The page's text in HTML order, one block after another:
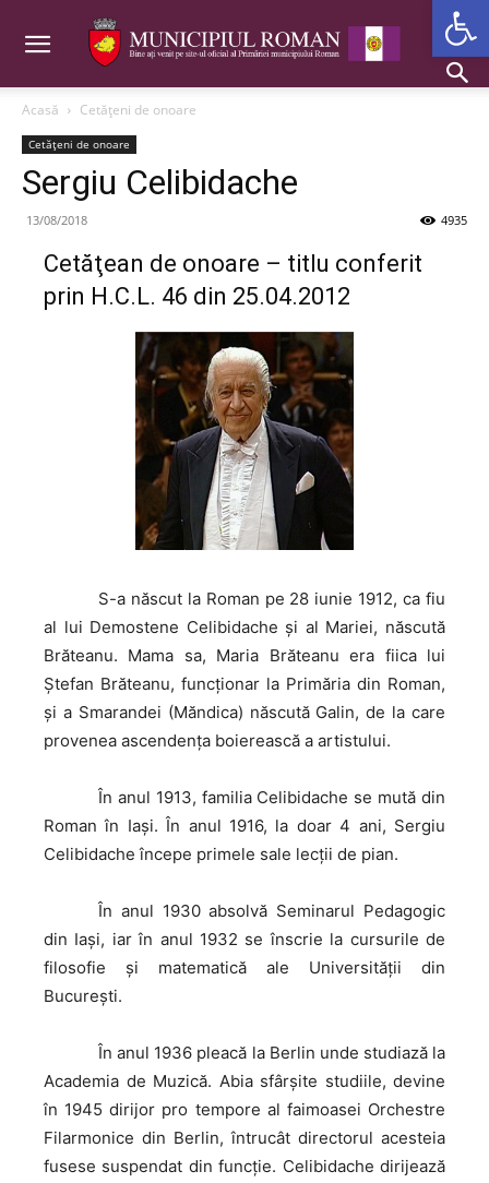
Acasă Cetăţeni de onoare
Cetăţeni de onoare
Sergiu Celibidache
13/08/2018 4935
Cetăţean de onoare – titlu conferit
prin H.C.L. 46 din 25.04.2012
S-a născut la Roman pe 28 iunie 1912, ca fiu
al lui Demostene Celibidache şi al Mariei, născută
Brăteanu. Mama sa, Maria Brăteanu era fiica lui
Ştefan Brăteanu, funcţionar la Primăria din Roman,
şi a Smarandei (Măndica) născută Galin, de la care
provenea ascendenţa boierească a artistului.
În anul 1913, familia Celibidache se mută din
Roman în Iaşi. În anul 1916, la doar 4 ani, Sergiu
Celibidache începe primele sale lecţii de pian.
În anul 1930 absolvă Seminarul Pedagogic
din Iaşi, iar în anul 1932 se înscrie la cursurile de
filosofie şi matematică ale Universităţii din
Bucureşti.
În anul 1936 pleacă la Berlin unde studiază la
Academia de Muzică. Abia sfârşite studiile, devine
în 1945 dirijor pro tempore al faimoasei Orchestre
Filarmonice din Berlin, întrucât directorul acesteia
fusese suspendat din funcţie. Celibidache dirijează